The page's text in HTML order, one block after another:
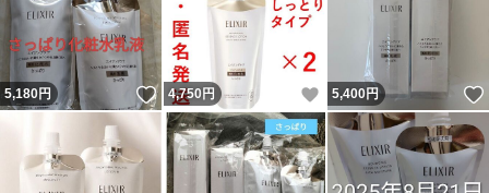
5,180円 いいね！
4,750 円 いいね！
5,400円